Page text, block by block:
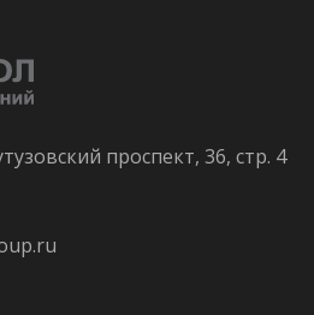
проспект, 36, стр. 4